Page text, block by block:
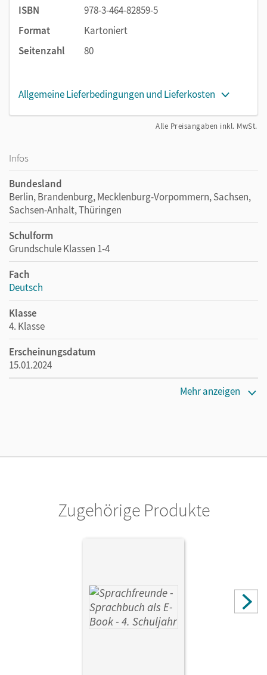
ISBN
978-3-464-82859-5
Format
Kartoniert
Seitenzahl
80
Allgemeine Lieferbedingungen und Lieferkosten
Alle Preisangaben inkl. MwSt.
Infos
Bundesland
Berlin, Brandenburg, Mecklenburg-Vorpommern, Sachsen,
Sachsen-Anhalt, Thüringen
Schulform
Grundschule Klassen 1-4
Fach
Deutsch
Klasse
4. Klasse
Erscheinungsdatum
15.01.2024
Mehr anzeigen
Zugehörige Produkte